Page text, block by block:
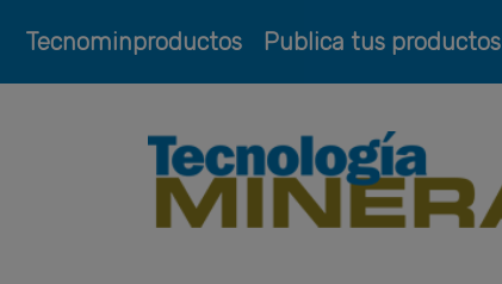
Tecnominproductos Publica tus productos